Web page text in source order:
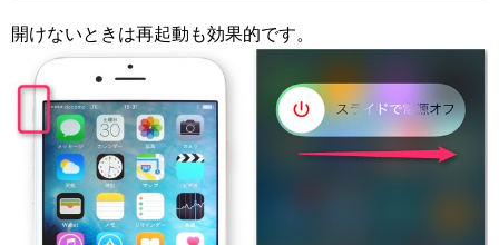
開けないときは再起動も効果的です。